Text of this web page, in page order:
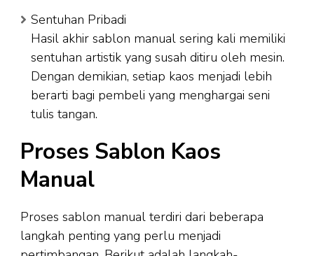
Sentuhan Pribadi
Hasil akhir sablon manual sering kali memiliki
sentuhan artistik yang susah ditiru oleh mesin.
Dengan demikian, setiap kaos menjadi lebih
berarti bagi pembeli yang menghargai seni
tulis tangan.
Proses Sablon Kaos
Manual
Proses sablon manual terdiri dari beberapa
langkah penting yang perlu menjadi